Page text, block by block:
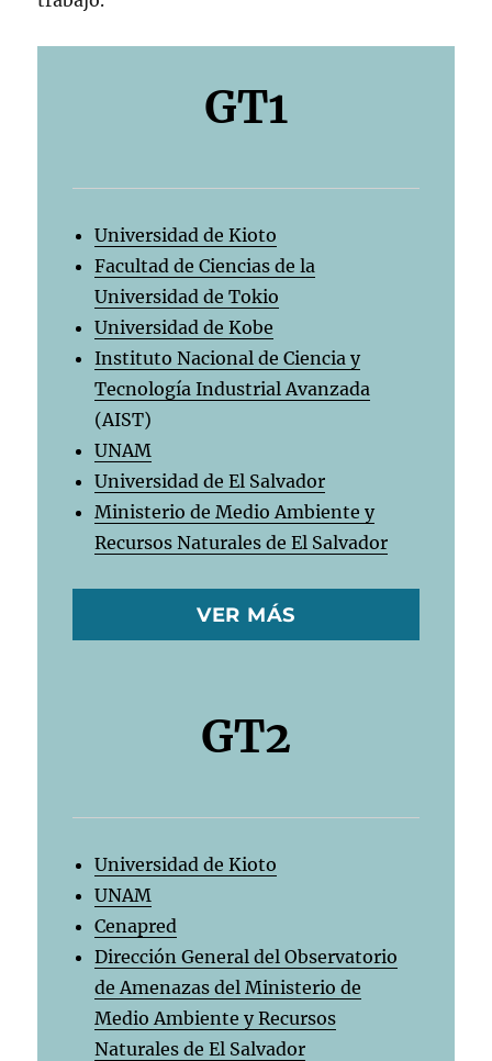
GT1
Universidad de Kioto
Facultad de Ciencias de la
Universidad de Tokio
Universidad de Kobe
Instituto Nacional de Ciencia y
Tecnología Industrial Avanzada
(AIST)
UNAM
Universidad de El Salvador
Ministerio de Medio Ambiente y
Recursos Naturales de El Salvador
VER MÁS
GT2
Universidad de Kioto
UNAM
Cenapred
Dirección General del Observatorio
de Amenazas del Ministerio de
Medio Ambiente y Recursos
Naturales de El Salvador